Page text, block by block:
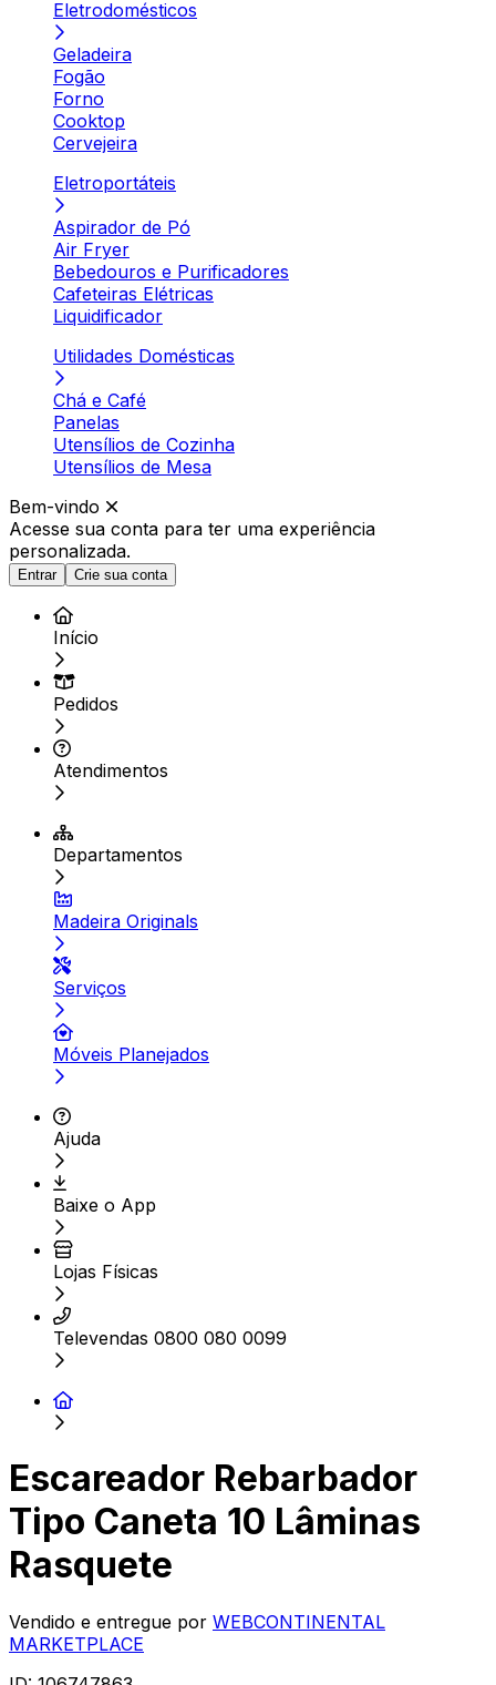
Eletrodomésticos
Geladeira
Fogão
Forno
Cooktop
Cervejeira
Eletroportáteis
Aspirador de Pó
Air Fryer
Bebedouros e Purificadores
Cafeteiras Elétricas
Liquidificador
Utilidades Domésticas
Chá e Café
Panelas
Utensílios de Cozinha
Utensílios de Mesa
Bem-vindo
Acesse sua conta para ter uma experiência
personalizada.
Entrar Crie sua conta
Início
Pedidos
Atendimentos
Departamentos
Madeira Originals
Serviços
Móveis Planejados
Ajuda
Baixe o App
Lojas Físicas
Televendas 0800 080 0099
Escareador Rebarbador
Tipo Caneta 10 Lâminas
Rasquete
Vendido e entregue por WEBCONTINENTAL
MARKETPLACE